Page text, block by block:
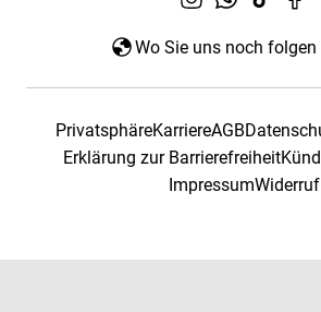
Wo Sie uns noch folgen
PrivatsphäreKarriereAGB
Erklärung zur Barrierefreiheit
ImpressumWiderruf